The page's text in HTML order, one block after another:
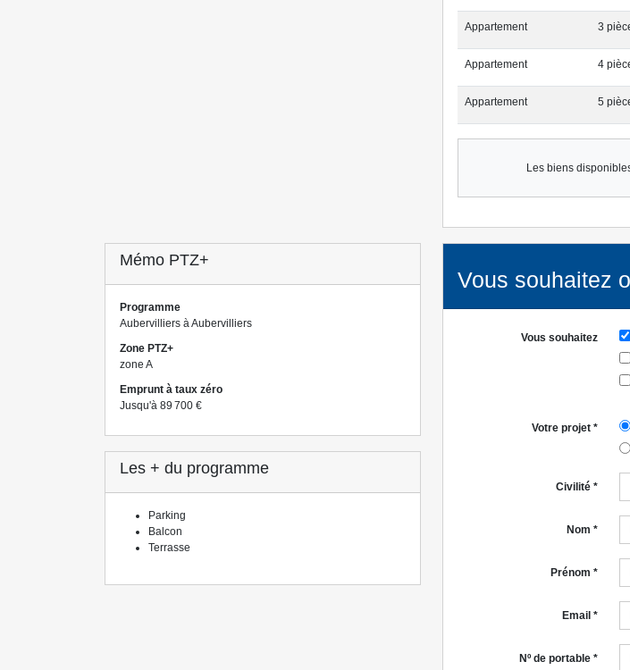
Appartement 3
Appartement 4
Appartement 5
Les biens
Mémo PTZ+
Programme
Aubervilliers à Aubervilliers
Zone PTZ+
zone A
Emprunt à taux zéro
Jusqu'à 89 700 €
Les + du programme
Parking
Balcon
Terrasse
Vous souhaitez
Vous souhaitez
Votre projet *
Civilité *
Nom *
Prénom *
Email *
Nº de portable *